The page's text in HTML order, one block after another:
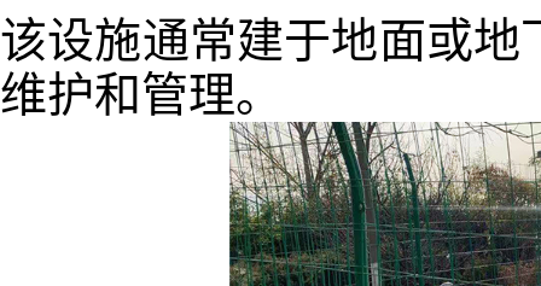
该设施通常建于地面或
维护和管理。